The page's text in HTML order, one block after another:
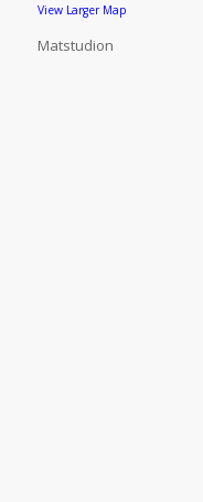
View Larger Map
Matstudion